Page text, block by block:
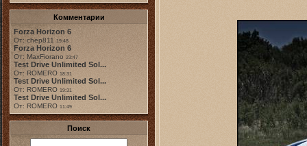
Комментарии
Forza Horizon 6
От: chep811 19:48
Forza Horizon 6
От: MaxFiorano 23:47
Test Drive Unlimited Sol...
От: ROMERO 18:31
Test Drive Unlimited Sol...
От: ROMERO 19:31
Test Drive Unlimited Sol...
От: ROMERO 11:49
Поиск